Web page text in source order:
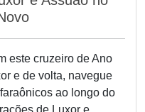
este cruzeiro de Ano
e de volta, navegue
ao longo do
de Luxor e